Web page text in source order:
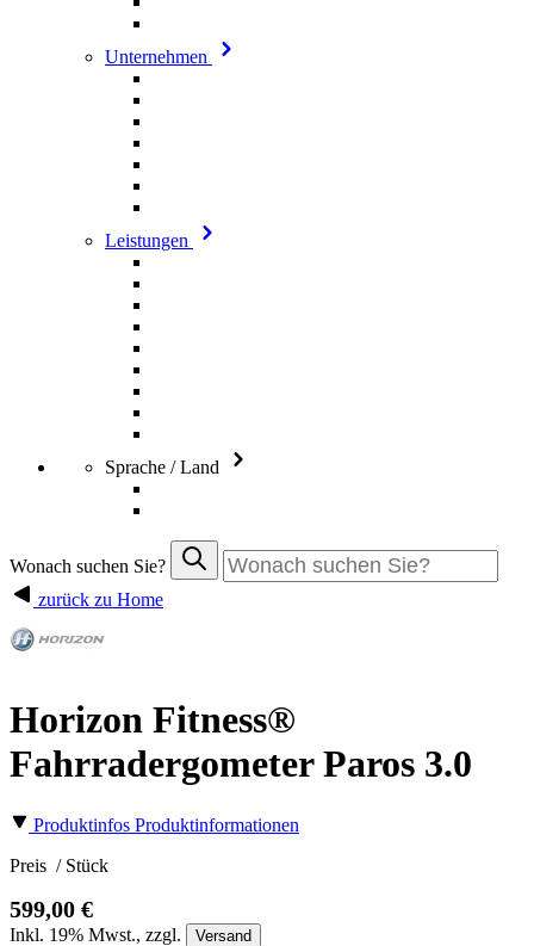
Unternehmen
Leistungen
Sprache / Land
Wonach suchen Sie?
zurück zu Home
Horizon Fitness®
Fahrradergometer Paros 3.0
Produktinfos Produktinformationen
Preis / Stück
599,00 €
Inkl. 19% Mwst., zzgl. Versand